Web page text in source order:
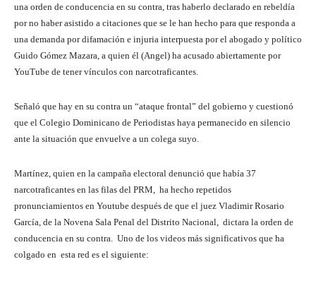
una orden de conducencia en su contra, tras haberlo declarado en rebeldía
por no haber asistido a citaciones que se le han hecho para que responda a
una demanda por difamación e injuria interpuesta por el abogado y político
Guido Gómez Mazara, a quien él (Angel) ha acusado abiertamente por
YouTube de tener vínculos con narcotraficantes.
Señaló que hay en su contra un “ataque frontal” del gobierno y cuestionó
que el Colegio Dominicano de Periodistas haya permanecido en silencio
ante la situación que envuelve a un colega suyo.
Martínez, quien en la campaña electoral denunció que había 37
narcotraficantes en las filas del PRM, ha hecho repetidos
pronunciamientos en Youtube después de que el juez Vladimir Rosario
García, de la Novena Sala Penal del Distrito Nacional, dictara la orden de
conducencia en su contra. Uno de los videos más significativos que ha
colgado en esta red es el siguiente: